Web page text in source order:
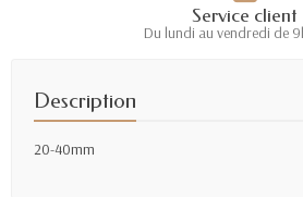
Service client
Du lundi au vendredi de
Description
20-40mm